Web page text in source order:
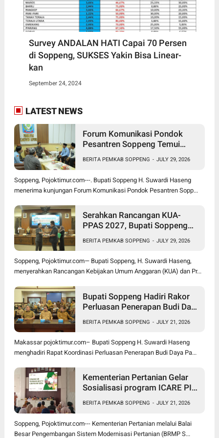
Survey ANDALAN HATI Capai 70 Persen
di Soppeng, SUKSES Yakin Bisa Linear-
kan
September 24, 2024
LATEST NEWS
Forum Komunikasi Pondok
Pesantren Soppeng Temui
BERITA PEMKAB SOPPENG - JULY 29, 2026
Soppeng, Pojoktimur.com---. Bupati Soppeng H. Suwardi Haseng
menerima kunjungan Forum Komunikasi Pondok Pesantren Sopp...
Serahkan Rancangan KUA-
PPAS 2027, Bupati Soppeng
Tengah Tekanan Fiskal
BERITA PEMKAB SOPPENG - JULY 29, 2026
Soppeng, Pojoktimur.com— Bupati Soppeng, H. Suwardi Haseng,
menyerahkan Rancangan Kebijakan Umum Anggaran (KUA) dan Pr...
Bupati Soppeng Hadiri Rakor
Perluasan Penerapan Budi Daya
BERITA PEMKAB SOPPENG - JULY 21, 2026
Makassar pojoktimur.com– Bupati Soppeng H. Suwardi Haseng
menghadiri Rapat Koordinasi Perluasan Penerapan Budi Daya Pa...
Kementerian Pertanian Gelar
Sosialisasi program ICARE PIU
BERITA PEMKAB SOPPENG - JULY 21, 2026
Soppeng, Pojoktimur.com--- Kementerian Pertanian melalui Balai
Besar Pengembangan Sistem Modernisasi Pertanian (BRMP S...